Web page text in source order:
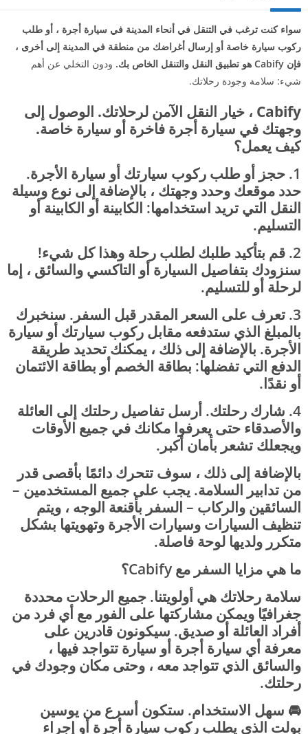
سواء كنت ترغب في التنقل في أنحاء المدينة في سيارة أجرة ، أو طلب
ركوب سيارة خاصة أو إرسال أغراضك من منطقة في المدينة إلى أخرى ،
فإن Cabify هو تطبيق النقل والتنقل الخاص بك.
ودون التخلي عن أهم
شيء: سلامة وجودة رحلاتك.
Cabify ، خيار النقل الآمن لرحلاتك. الوصول إلى
وجهتك في سيارة أجرة فاخرة أو سيارة خاصة.
كيف يعمل؟
1. حجز أو طلب ركوب سيارتك أو سيارة الأجرة.
حدد موقعك وحدد وجهتك ، بالإضافة إلى نوع وسيلة
النقل التي تريد استخدامها: الكابينة أو الكابينة أو
التسليم.
2. قم بتأكيد طلبك لطلب رحلة وهذا كل شيء!
سنزودك بتفاصيل السيارة أو التاكسي والسائق ، إما
لرحلة أو للتسليم.
3. تعرف على السعر المقدر قبل السفر. سنخبرك
بالمبلغ الذي ستدفعه مقابل ركوب سيارتك أو سيارة
الأجرة. بالإضافة إلى ذلك ، يمكنك تحديد طريقة
الدفع التي تفضلها: بطاقة الخصم أو بطاقة الائتمان
أو نقدًا.
4. شارك رحلتك. أرسل تفاصيل رحلتك إلى العائلة
والأصدقاء حتى يعرفوا مكانك في جميع الأوقات
ويجعلك تشعر بأمان أكبر.
بالإضافة إلى ذلك ، سوف تتحرك دائمًا بأقصى قدر
من تدابير السلامة. يجب على جميع المستخدمين –
السائقين والركاب – السفر بأقنعة الوجه ، ويتم
تنظيف السيارات وسيارات الأجرة وتهويتها بشكل
متكرر ولديها لوحة فاصلة.
ما هي مزايا السفر مع Cabify؟
سلامة رحلاتك هي أولويتنا. جميع الرحلات محددة
جغرافيًا ويمكن مشاركتها على الفور مع أي فرد من
أفراد العائلة أو صديق. سيكونون قادرين على
معرفة أي سيارة أجرة أو سيارة تتواجد فيها ،
والسائق الذي تتواجد معه ، وحتى مكان وجودك في
رحلتك.
🚘 سهل الاستخدام. ستكون أسرع من يوسين
بولت الذي يطلب ركوب سيارة أجرة أو إجراء